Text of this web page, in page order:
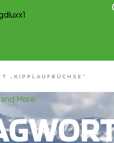
„KIPPLAUFBÜCHSE“
More